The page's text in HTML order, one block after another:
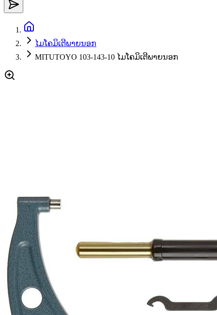
ໄມໂຄມິເຕີພາຍນອກ
MITUTOYO 103-143-10 ໄມໂຄມິເຕີພາຍນອກ